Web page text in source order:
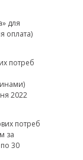
для
оплата)
потреб
2022
потреб
за
30